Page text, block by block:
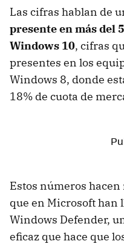
Las cifras hablan de
presente en más del
Windows 10, cifras
presentes en los
Windows 8, donde
18% de cuota de
Estos números
que en Microsoft han
Windows Defender,
eficaz que hace que